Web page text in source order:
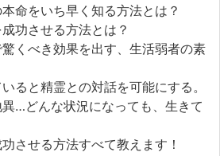
命をいち早く知る方法とは？
功させる方法とは？
くべき効果を出す、生活弱者の素
と精霊との対話を可能にする。
…どんな状況になっても、生きて
させる方法すべて教えます！